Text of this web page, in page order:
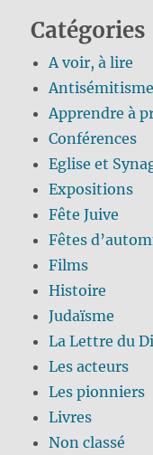
Catégories
A voir, à lire
Antisémitisme
Apprendre à
Conférences
Eglise et
Expositions
Fête Juive
Fêtes
Films
Histoire
Judaïsme
La Lettre du
Les acteurs
Les pionniers
Livres
Non classé